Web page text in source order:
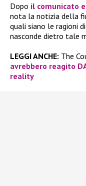
Dopo il comunicato
nota la notizia della
quali siano le ragioni
nasconde dietro tale
LEGGI ANCHE: The
avrebbero reagito
reality